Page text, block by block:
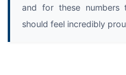
and for these numbers
should feel incredibly